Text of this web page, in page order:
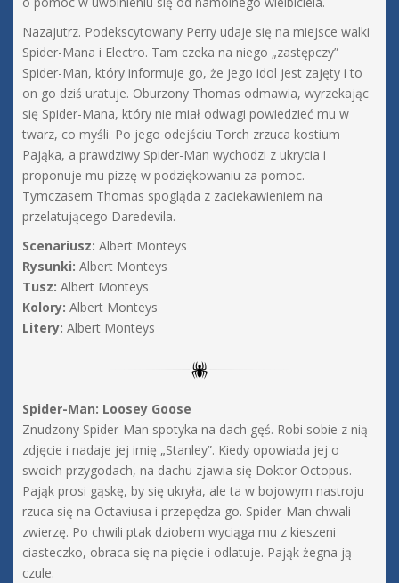
Nazajutrz. Podekscytowany Perry udaje się na miejsce walki
Spider-Mana i Electro. Tam czeka na niego „zastępczy”
Spider-Man, który informuje go, że jego idol jest zajęty i to
on go dziś uratuje. Oburzony Thomas odmawia, wyrzekając
się Spider-Mana, który nie miał odwagi powiedzieć mu w
twarz, co myśli. Po jego odejściu Torch zrzuca kostium
Pająka, a prawdziwy Spider-Man wychodzi z ukrycia i
proponuje mu pizzę w podziękowaniu za pomoc.
Tymczasem Thomas spogląda z zaciekawieniem na
przelatującego Daredevila.
Scenariusz: Albert Monteys
Rysunki: Albert Monteys
Tusz: Albert Monteys
Kolory: Albert Monteys
Litery: Albert Monteys
Spider-Man: Loosey Goose
Znudzony Spider-Man spotyka na dach gęś. Robi sobie z nią
zdjęcie i nadaje jej imię „Stanley”. Kiedy opowiada jej o
swoich przygodach, na dachu zjawia się Doktor Octopus.
Pająk prosi gąskę, by się ukryła, ale ta w bojowym nastroju
rzuca się na Octaviusa i przepędza go. Spider-Man chwali
zwierzę. Po chwili ptak dziobem wyciąga mu z kieszeni
ciasteczko, obraca się na pięcie i odlatuje. Pająk żegna ją
czule.